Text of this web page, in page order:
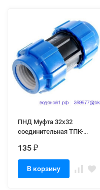
ПНД Муфта 32х32
соединительная ТПК-
135 ₽
В корзину